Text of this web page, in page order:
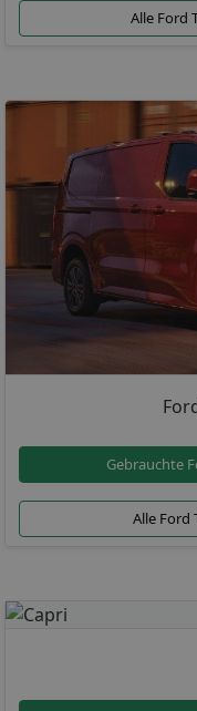
Alle Ford
Gebrauchte
Alle Ford